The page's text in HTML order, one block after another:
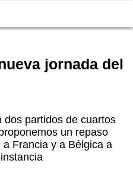
jornada del
dos partidos de cuartos
un repaso
Francia y a Bélgica a